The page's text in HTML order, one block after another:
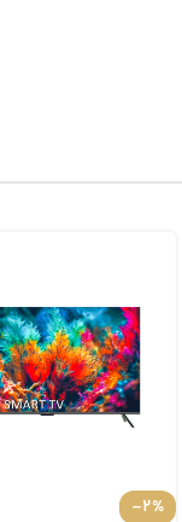
-2%